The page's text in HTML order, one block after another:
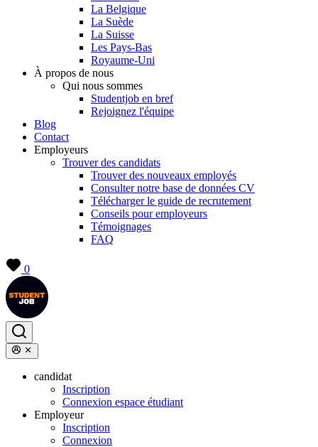
La Belgique
La Suède
La Suisse
Les Pays-Bas
Royaume-Uni
À propos de nous
Qui nous sommes
Studentjob en bref
Rejoignez l'équipe
Blog
Contact
Employeurs
Trouver des candidats
Trouver des nouveaux employés
Consulter notre base de données CV
Télécharger le guide de recrutement
Conseils pour employeurs
Témoignages
FAQ
0
candidat
Inscription
Connexion espace étudiant
Employeur
Inscription
Connexion